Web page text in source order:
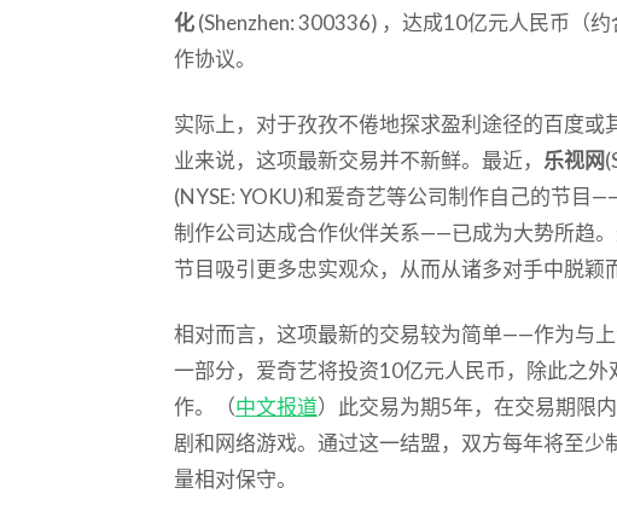
化(Shenzhen: 300336) ，达成10亿元人民币（
作协议。
实际上，对于孜孜不倦地探求盈利途径的百度或
业来说，这项最新交易并不新鲜。最近， 乐视网
(NYSE: YOKU)和爱奇艺等公司制作自己的节目
制作公司达成合作伙伴关系——已成为大势所趋
节目吸引更多忠实观众，从而从诸多对手中脱颖
相对而言，这项最新的交易较为简单——作为与
一部分，爱奇艺将投资10亿元人民币，除此之
作。（中文报道）此交易为期5年，在交易期限
剧和网络游戏。通过这一结盟，双方每年将至
量相对保守。